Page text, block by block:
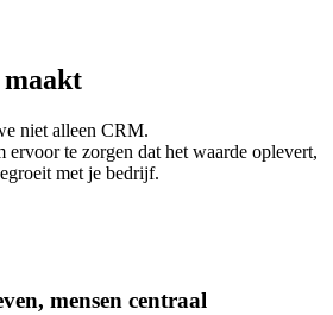
maakt
niet alleen CRM.
ervoor te zorgen dat het waarde oplevert,
met je bedrijf.
mensen centraal